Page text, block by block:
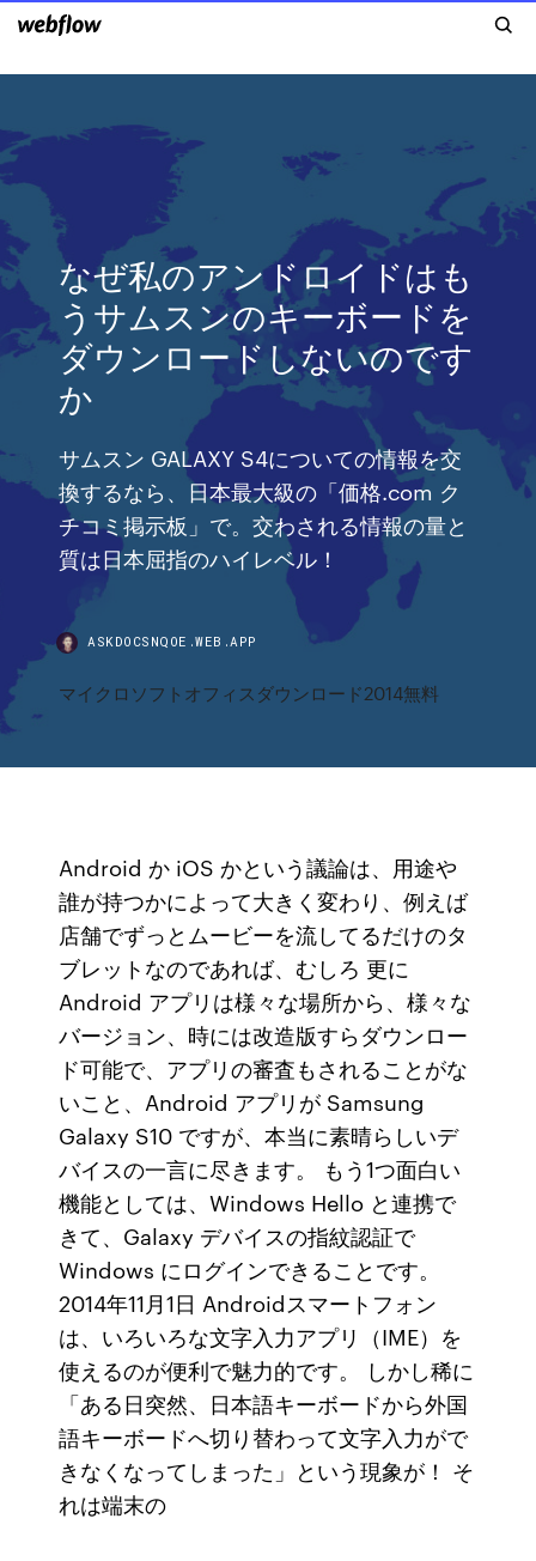
なぜ私のアンドロイドはも
うサムスンのキーボードを
ダウンロードしないのです
か
サムスン GALAXY S4についての情報を交
換するなら、日本最大級の「価格.com ク
チコミ掲示板」で。交わされる情報の量と
質は日本屈指のハイレベル！
ASKDOCSNQOE.WEB.APP
マイクロソフトオフィスダウンロード2014無料
Android か iOS かという議論は、用途や
誰が持つかによって大きく変わり、例えば
店舗でずっとムービーを流してるだけのタ
ブレットなのであれば、むしろ 更に
Android アプリは様々な場所から、様々な
バージョン、時には改造版すらダウンロー
ド可能で、アプリの審査もされることがな
いこと、Android アプリが Samsung
Galaxy S10 ですが、本当に素晴らしいデ
バイスの一言に尽きます。 もう1つ面白い
機能としては、Windows Hello と連携で
きて、Galaxy デバイスの指紋認証で
Windows にログインできることです。
2014年11月1日 Androidスマートフォン
は、いろいろな文字入力アプリ（IME）を
使えるのが便利で魅力的です。 しかし稀に
「ある日突然、日本語キーボードから外国
語キーボードへ切り替わって文字入力がで
きなくなってしまった」という現象が！ そ
れは端末の